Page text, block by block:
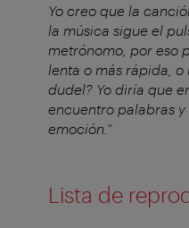
Yo creo que la
la música sigue el
metrónomo, por eso
lenta o más rápida, o
dudel? Yo diría que
encuentro palabras y
emoción.”
Lista de